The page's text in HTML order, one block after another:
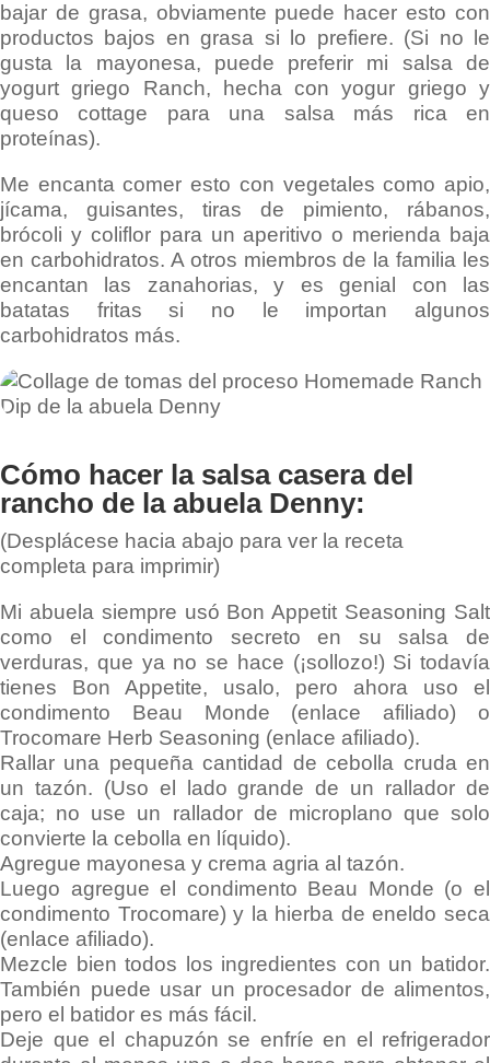
bajar de grasa, obviamente puede hacer esto con
productos bajos en grasa si lo prefiere. (Si no le
gusta la mayonesa, puede preferir mi salsa de
yogurt griego Ranch, hecha con yogur griego y
queso cottage para una salsa más rica en
proteínas).
Me encanta comer esto con vegetales como apio,
jícama, guisantes, tiras de pimiento, rábanos,
brócoli y coliflor para un aperitivo o merienda baja
en carbohidratos. A otros miembros de la familia les
encantan las zanahorias, y es genial con las
batatas fritas si no le importan algunos
carbohidratos más.
Cómo hacer la salsa casera del
rancho de la abuela Denny:
(Desplácese hacia abajo para ver la receta
completa para imprimir)
Mi abuela siempre usó Bon Appetit Seasoning Salt
como el condimento secreto en su salsa de
verduras, que ya no se hace (¡sollozo!) Si todavía
tienes Bon Appetite, usalo, pero ahora uso el
condimento Beau Monde (enlace afiliado) o
Trocomare Herb Seasoning (enlace afiliado).
Rallar una pequeña cantidad de cebolla cruda en
un tazón. (Uso el lado grande de un rallador de
caja; no use un rallador de microplano que solo
convierte la cebolla en líquido).
Agregue mayonesa y crema agria al tazón.
Luego agregue el condimento Beau Monde (o el
condimento Trocomare) y la hierba de eneldo seca
(enlace afiliado).
Mezcle bien todos los ingredientes con un batidor.
También puede usar un procesador de alimentos,
pero el batidor es más fácil.
Deje que el chapuzón se enfríe en el refrigerador